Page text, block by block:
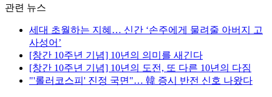
관련 뉴스
세대 초월하는 지혜… 신간 ‘손주에게 물려줄 아버지 고
사성어’
[창간 10주년 기념] 10년의 의미를 새긴다
[창간 10주년 기념] 10년의 도전, 또 다른 10년의 다짐
"'롤러코스피' 진정 국면"… 韓 증시 반전 신호 나왔다